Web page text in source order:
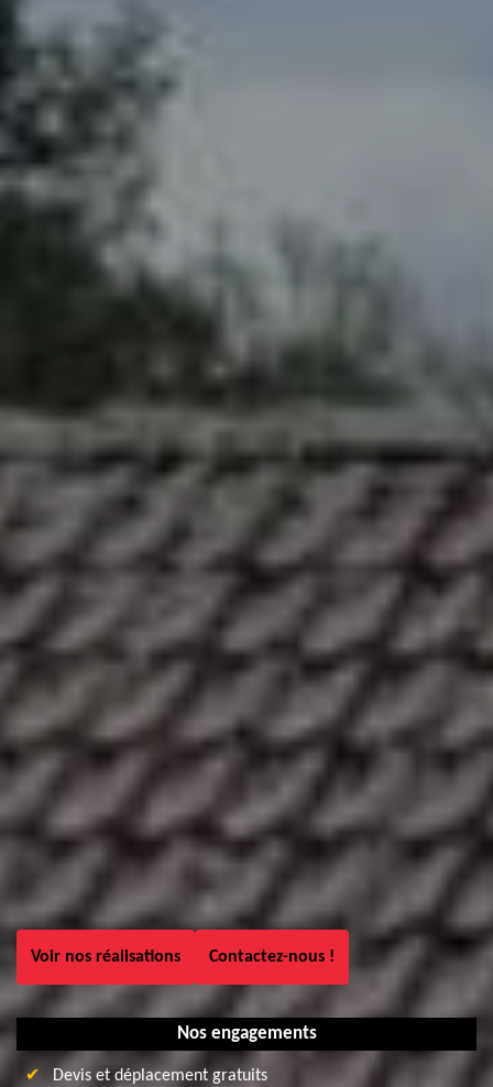
Voir nos réalisations Contactez-nous !
Nos engagements
Devis et déplacement gratuits